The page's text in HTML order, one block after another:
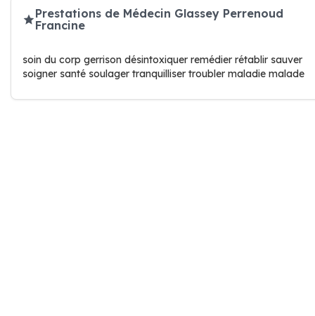
Prestations de Médecin Glassey Perrenoud
Francine
soin du corp gerrison désintoxiquer remédier rétablir sauver
soigner santé soulager tranquilliser troubler maladie malade